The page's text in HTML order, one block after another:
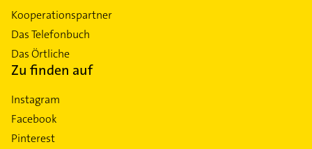
Kooperationspartner
Das Telefonbuch
Das Örtliche
Zu finden auf
Instagram
Facebook
Pinterest